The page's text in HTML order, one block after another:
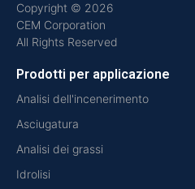
Copyright © 2026
CEM Corporation
All Rights Reserved
Prodotti per applicazione
Analisi dell'incenerimento
Asciugatura
Analisi dei grassi
Idrolisi